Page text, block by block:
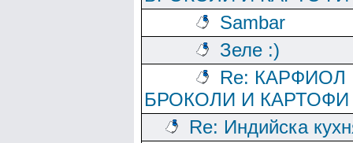
Sambar
Зеле :)
Re: КАРФИОЛ
БРОКОЛИ И КАРТОФИ
Re: Индийска